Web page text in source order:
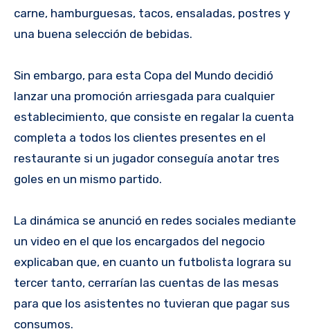
carne, hamburguesas, tacos, ensaladas, postres y
una buena selección de bebidas.
Sin embargo, para esta Copa del Mundo decidió
lanzar una promoción arriesgada para cualquier
establecimiento, que consiste en regalar la cuenta
completa a todos los clientes presentes en el
restaurante si un jugador conseguía anotar tres
goles en un mismo partido.
La dinámica se anunció en redes sociales mediante
un video en el que los encargados del negocio
explicaban que, en cuanto un futbolista lograra su
tercer tanto, cerrarían las cuentas de las mesas
para que los asistentes no tuvieran que pagar sus
consumos.